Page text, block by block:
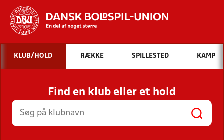
Hvad vil du søge efter?
INDHOLD OG NYHEDER
STILLINGER, RESULTATER, KLUBBER OG
HOLD
KLUB/HOLD RÆKKE SPILLESTED KAMP
Find en klub eller et hold